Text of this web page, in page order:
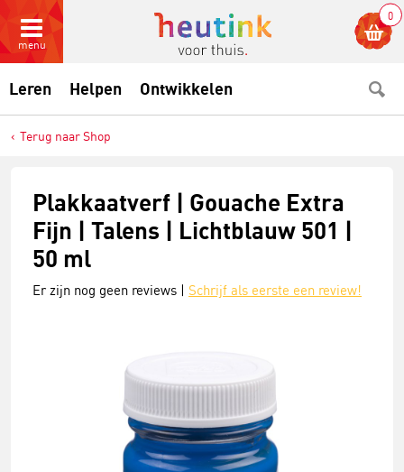
menu
0
Leren Helpen Ontwikkelen
Terug naar Shop
Plakkaatverf | Gouache Extra
Fijn | Talens | Lichtblauw 501 |
50 ml
Er zijn nog geen reviews | Schrijf als eerste een review!